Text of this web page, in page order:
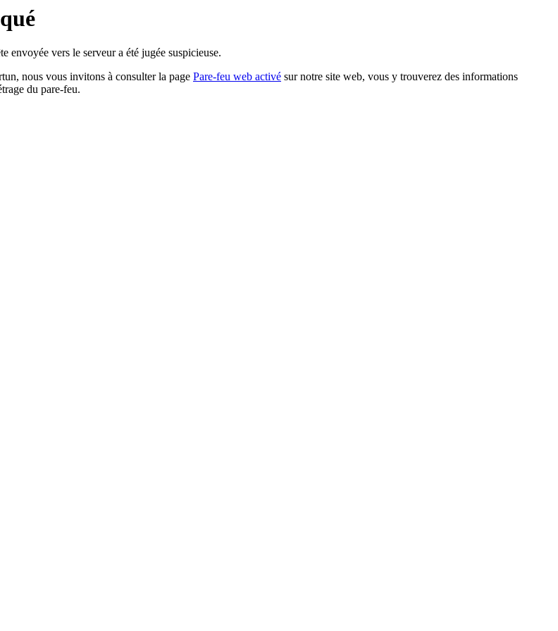
envoyée vers le serveur a été jugée suspicieuse.
nous vous invitons à consulter la page Pare-feu web activé sur notre site web, vous y trouverez des informations
du pare-feu.